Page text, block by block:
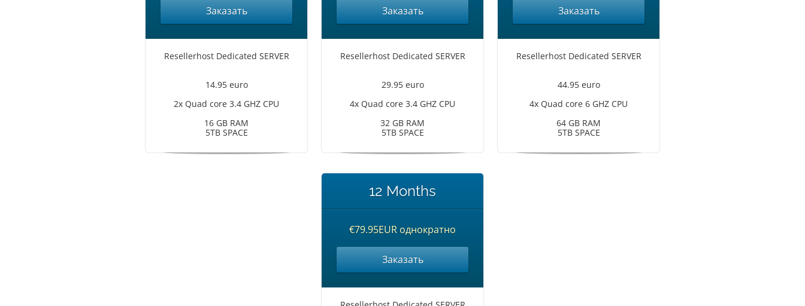
Заказать
Resellerhost Dedicated SERVER
14.95 euro
2x Quad core 3.4 GHZ CPU
16 GB RAM
5TB SPACE
Заказать
Resellerhost Dedicated SERVER
29.95 euro
4x Quad core 3.4 GHZ CPU
32 GB RAM
5TB SPACE
Заказать
Resellerhost Dedicated SERVER
44.95 euro
4x Quad core 6 GHZ CPU
64 GB RAM
5TB SPACE
12 Months
€79.95EUR однократно
Заказать